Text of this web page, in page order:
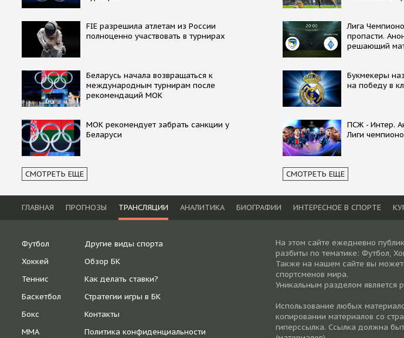
FIE разрешила атлетам из России
полноценно участвовать в турнирах
Беларусь начала возвращаться к
международным турнирам после
рекомендаций МОК
МОК рекомендует забрать санкции у
Беларуси
СМОТРЕТЬ ЕЩЕ
Лига
пропасти.
решающий
Букмекеры
на победу в
ПСЖ - Интер.
Лиги
СМОТРЕТЬ ЕЩЕ
ГЛАВНАЯ ПРОГНОЗЫ ТРАНСЛЯЦИИ АНАЛИТИКА БИОГРАФИИ ИНТЕРЕСНОЕ В СПОРТЕ
Футбол
Хоккей
Теннис
Баскетбол
Бокс
ММА
Другие виды спорта
Обзор БК
Как делать ставки?
Стратегии игры в БК
Контакты
Политика конфиденциальности
На этом сайте ежедневно
разбиты по тематике: Футбол,
Также на нашем сайте вы
спортсменов мира.
Уникальным разделом является
Использование любых
копировании материалов со
гиперссылка. Ссылка должна